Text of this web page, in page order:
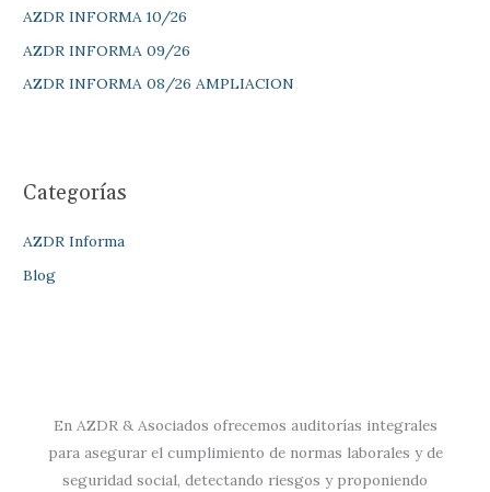
AZDR INFORMA 10/26
AZDR INFORMA 09/26
AZDR INFORMA 08/26 AMPLIACION
Categorías
AZDR Informa
Blog
En AZDR & Asociados ofrecemos auditorías integrales
para asegurar el cumplimiento de normas laborales y de
seguridad social, detectando riesgos y proponiendo